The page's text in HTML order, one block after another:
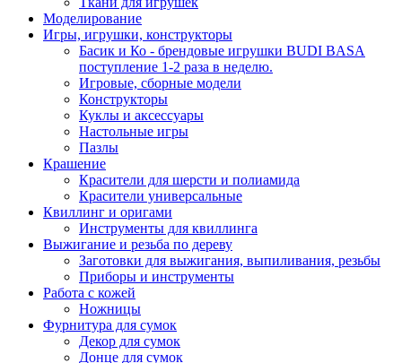
Моделирование
Игры, игрушки, конструкторы
Басик и Ко - брендовые игрушки BUDI BASA
поступление 1-2 раза в неделю.
Игровые, сборные модели
Конструкторы
Куклы и аксессуары
Настольные игры
Пазлы
Крашение
Красители для шерсти и полиамида
Красители универсальные
Квиллинг и оригами
Инструменты для квиллинга
Выжигание и резьба по дереву
Заготовки для выжигания, выпиливания, резьбы
Приборы и инструменты
Работа с кожей
Ножницы
Фурнитура для сумок
Декор для сумок
Донце для сумок